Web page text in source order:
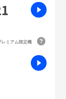
レミアム限定機